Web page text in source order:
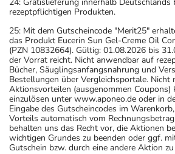
rezeptpflichtigen Produkten.
25: Mit dem Gutscheincode "Merit25"
das Produkt Eucerin Sun Gel-Creme Oil
(PZN 10832664). Gültig: 01.08.2026 bis
der Vorrat reicht. Nicht anwendbar auf
Bücher, Säuglingsanfangsnahrung und
Bestellungen über Vergleichsportale. Nicht
Aktionsvorteilen (ausgenommen Coupons)
einzulösen unter www.aponeo.de oder in
Eingabe des Gutscheincodes im
Vorteils automatisch vom
behalten uns das Recht vor, die Aktionen
wichtigen Grundes zu beenden oder ggf.
Gutschein bzw. durch eine andere Aktion